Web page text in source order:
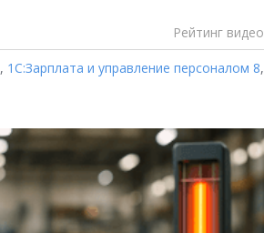
Рейтинг видео
, 1С:Зарплата и управление персоналом 8,